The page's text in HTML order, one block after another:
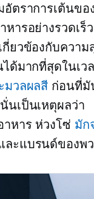
อัตราการเต้นขอ
ารอย่างรวดเร็
กี่ยวข้องกับควา
ด้มากที่สุดในเว
มวลผลสี ก่อนที่มั
นเป็นเหตุผลว่า
าหาร ห่วงโซ่ มัก
ละแบรนด์ของพว